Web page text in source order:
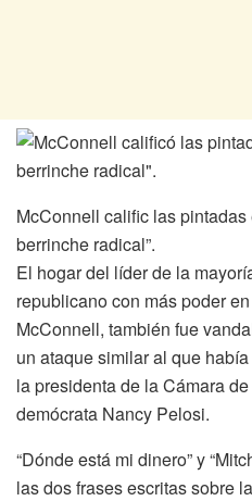
McConnell calific las pintadas
berrinche radical”.
El hogar del líder de la
republicano con más poder
McConnell, también fue
un ataque similar al que
la presidenta de la Cámara
demócrata Nancy Pelosi.
“Dónde está mi dinero” y
las dos frases escritas sobre